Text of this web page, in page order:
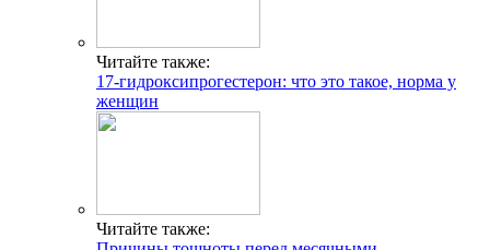
Читайте также:
17-гидроксипрогестерон: что это такое, норма у
женщин
Читайте также: